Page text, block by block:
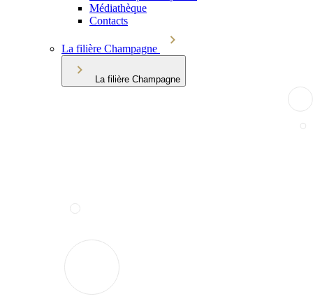
Médiathèque
Contacts
La filière Champagne
La filière Champagne